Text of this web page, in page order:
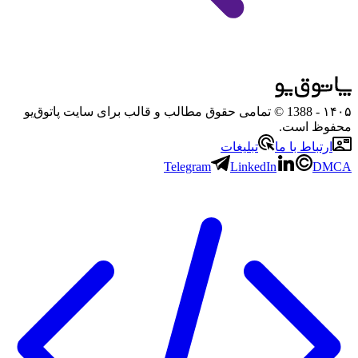
۱۴۰۵
- 1388 © تمامی حقوق مطالب و قالب برای سایت پاتوق‌یو
محفوظ است.
ارتباط با ما
تبلیغات
Telegram
LinkedIn DMCA